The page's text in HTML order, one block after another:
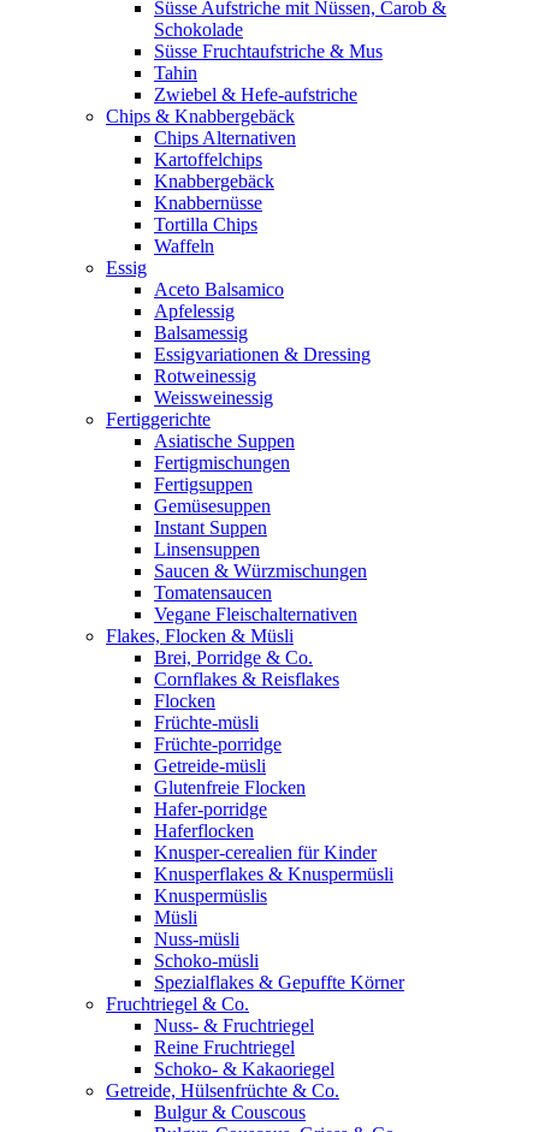
Süsse Aufstriche mit Nüssen, Carob &
Schokolade
Süsse Fruchtaufstriche & Mus
Tahin
Zwiebel & Hefe-aufstriche
Chips & Knabbergebäck
Chips Alternativen
Kartoffelchips
Knabbergebäck
Knabbernüsse
Tortilla Chips
Waffeln
Essig
Aceto Balsamico
Apfelessig
Balsamessig
Essigvariationen & Dressing
Rotweinessig
Weissweinessig
Fertiggerichte
Asiatische Suppen
Fertigmischungen
Fertigsuppen
Gemüsesuppen
Instant Suppen
Linsensuppen
Saucen & Würzmischungen
Tomatensaucen
Vegane Fleischalternativen
Flakes, Flocken & Müsli
Brei, Porridge & Co.
Cornflakes & Reisflakes
Flocken
Früchte-müsli
Früchte-porridge
Getreide-müsli
Glutenfreie Flocken
Hafer-porridge
Haferflocken
Knusper-cerealien für Kinder
Knusperflakes & Knuspermüsli
Knuspermüslis
Müsli
Nuss-müsli
Schoko-müsli
Spezialflakes & Gepuffte Körner
Fruchtriegel & Co.
Nuss- & Fruchtriegel
Reine Fruchtriegel
Schoko- & Kakaoriegel
Getreide, Hülsenfrüchte & Co.
Bulgur & Couscous